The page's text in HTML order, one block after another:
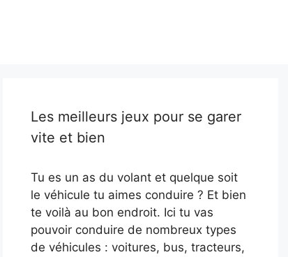
Les meilleurs jeux pour se garer
vite et bien
Tu es un as du volant et quelque soit
le véhicule tu aimes conduire ? Et bien
te voilà au bon endroit. Ici tu vas
pouvoir conduire de nombreux types
de véhicules : voitures, bus, tracteurs,